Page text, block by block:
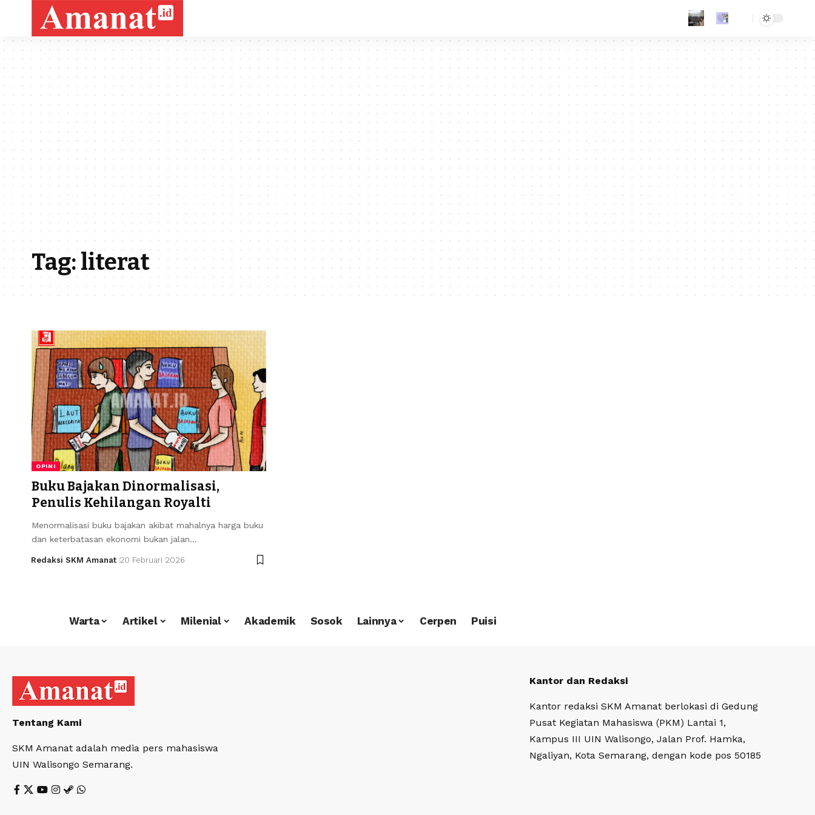
Tag:literat
OPINI
Buku Bajakan Dinormalisasi,
Penulis Kehilangan Royalti
Menormalisasi buku bajakan akibat mahalnya harga buku
dan keterbatasan ekonomi bukan jalan…
Redaksi SKM Amanat 20 Februari 2026
Warta Artikel Milenial Akademik Sosok Lainnya Cerpen Puisi
Tentang Kami
SKM Amanat adalah media pers mahasiswa
UIN Walisongo Semarang.
Kantor dan Redaksi
Kantor redaksi SKM Amanat berlokasi di Gedung
Pusat Kegiatan Mahasiswa (PKM) Lantai 1,
Kampus III UIN Walisongo, Jalan Prof. Hamka,
Ngaliyan, Kota Semarang, dengan kode pos 50185